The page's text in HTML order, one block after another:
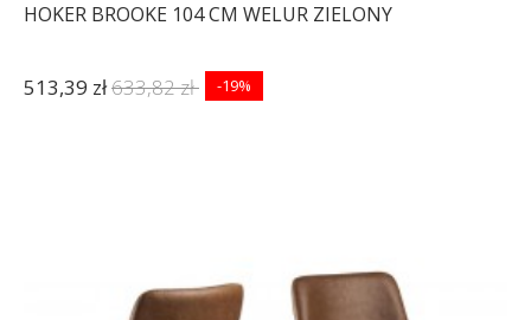
HOKER BROOKE 104 CM WELUR ZIELONY
513,39 zł633,82 zł -19%